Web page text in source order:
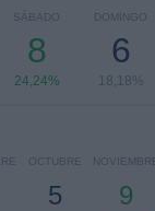
SÁBADO
8
24,24%
DOMINGO
6
18,18%
OCTUBRE
5
NOVIEMBRE
9